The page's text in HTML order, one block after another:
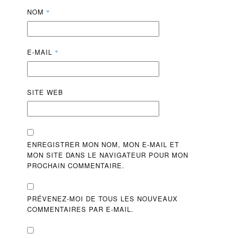
NOM *
E-MAIL *
SITE WEB
ENREGISTRER MON NOM, MON E-MAIL ET
MON SITE DANS LE NAVIGATEUR POUR MON
PROCHAIN COMMENTAIRE.
PRÉVENEZ-MOI DE TOUS LES NOUVEAUX
COMMENTAIRES PAR E-MAIL.